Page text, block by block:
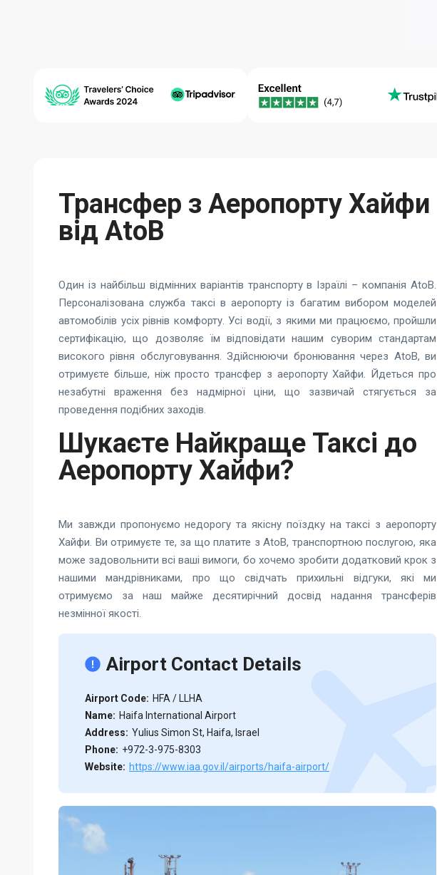
Трансфер з Аеропорту Хайфи
від AtoB
Один із найбільш відмінних варіантів транспорту в Ізраїлі – компанія AtoB.
Персоналізована служба таксі в аеропорту із багатим вибором моделей
автомобілів усіх рівнів комфорту. Усі водії, з якими ми працюємо, пройшли
сертифікацію, що дозволяє їм відповідати нашим суворим стандартам
високого рівня обслуговування. Здійснюючи бронювання через AtoB, ви
отримуєте більше, ніж просто трансфер з аеропорту Хайфи. Йдеться про
незабутні враження без надмірної ціни, що зазвичай стягується за
проведення подібних заходів.
Шукаєте Найкраще Таксі до
Аеропорту Хайфи?
Ми завжди пропонуємо недорогу та якісну поїздку на таксі з аеропорту
Хайфи. Ви отримуєте те, за що платите з AtoB, транспортною послугою, яка
може задовольнити всі ваші вимоги, бо хочемо зробити додатковий крок з
нашими мандрівниками, про що свідчать прихильні відгуки, які ми
отримуємо за наш майже десятирічний досвід надання трансферів
незмінної якості.
Airport Contact Details
Airport Code: HFA / LLHA
Name: Haifa International Airport
Address: Yulius Simon St, Haifa, Israel
Phone: +972-3-975-8303
Website: https://www.iaa.gov.il/airports/haifa-airport/